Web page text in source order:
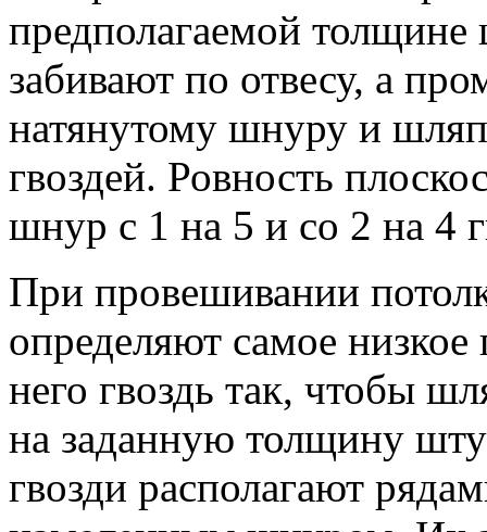
предполагаемой
забивают по отвесу, а
натянутому шнуру и
гвоздей. Ровность
шнур с 1 на 5 и со 2 на 4
При провешивании
определяют самое
него гвоздь так, чтобы
на заданную толщину
гвозди располагают